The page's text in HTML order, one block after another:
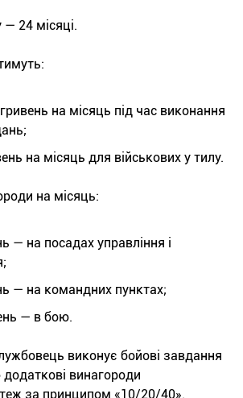
— 24 місяці.
на місяць під час виконання
на місяць для військових у тилу.
на місяць:
— на посадах управління і
— на командних пунктах;
— в бою.
виконує бойові завдання
додаткові винагороди
за принципом «10/20/40».